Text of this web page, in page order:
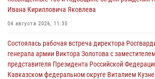
Ивана Кирилловича Яковлева
04 августа 2026, 11:35
Состоялась рабочая встреча директора
генерала армии Виктора Золотова с
представителя Президента Российской
Кавказском федеральном округе Виталием